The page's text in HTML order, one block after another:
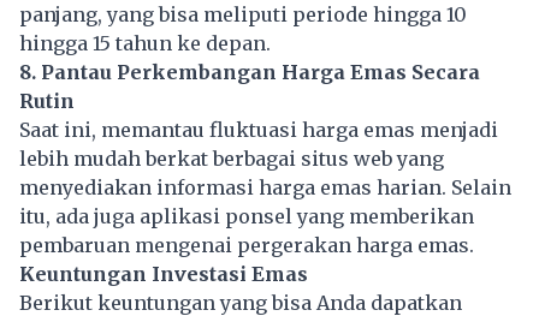
panjang, yang bisa meliputi periode hingga 10
hingga 15 tahun ke depan.
8. Pantau Perkembangan Harga Emas Secara
Rutin
Saat ini, memantau fluktuasi harga emas menjadi
lebih mudah berkat berbagai situs web yang
menyediakan informasi harga emas harian. Selain
itu, ada juga aplikasi ponsel yang memberikan
pembaruan mengenai pergerakan harga emas.
Keuntungan Investasi Emas
Berikut keuntungan yang bisa Anda dapatkan